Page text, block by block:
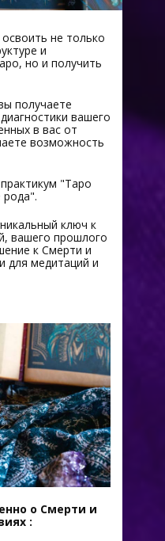
не только
и
но и получить
получаете
вашего
в вас от
возможность
"Таро
рода".
ключ к
вашего прошлого
к Смерти и
для медитаций и
о Смерти и
: